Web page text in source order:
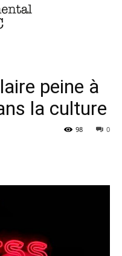
peine à
la culture
0
98